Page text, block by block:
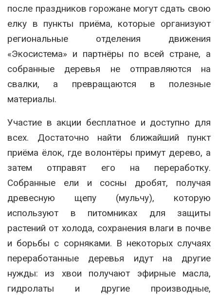
после праздников горожане могут сдать свою
елку в пункты приёма, которые организуют
региональные отделения движения
«Экосистема» и партнёры по всей стране, а
собранные деревья не отправляются на
свалки, а превращаются в полезные
материалы.
Участие в акции бесплатное и доступно для
всех. Достаточно найти ближайший пункт
приёма ёлок, где волонтёры примут дерево, а
затем отправят его на переработку.
Собранные ели и сосны дробят, получая
древесную щепу (мульчу), которую
используют в питомниках для защиты
растений от холода, сохранения влаги в почве
и борьбы с сорняками. В некоторых случаях
переработанные деревья идут на другие
нужды: из хвои получают эфирные масла,
гидролаты и другие производные,